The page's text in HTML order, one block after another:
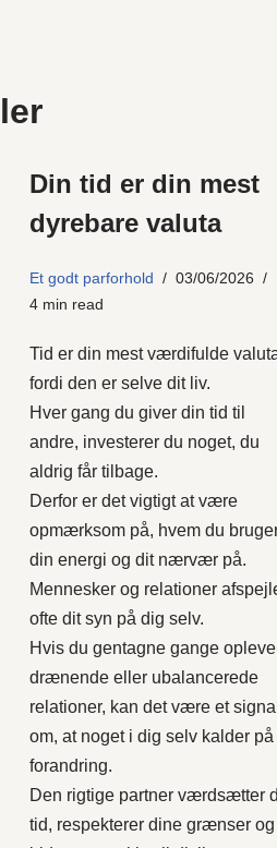
Din tid er din mest
dyrebare valuta
Et godt parforhold
03/06/2026
4 min read
Tid er din mest værdifulde
fordi den er selve dit liv.
Hver gang du giver din tid til
andre, investerer du noget, du
aldrig får tilbage.
Derfor er det vigtigt at være
opmærksom på, hvem du
din energi og dit nærvær på.
Mennesker og relationer
ofte dit syn på dig selv.
Hvis du gentagne gange
drænende eller ubalancerede
relationer, kan det være et signal
om, at noget i dig selv kalder på
forandring.
Den rigtige partner værdsætter
tid, respekterer dine grænser og